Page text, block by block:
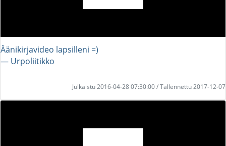
Äänikirjavideo lapsilleni =)
― Urpoliitikko
Julkaistu 2016-04-28 07:30:00 / Tallennettu 2017-12-07